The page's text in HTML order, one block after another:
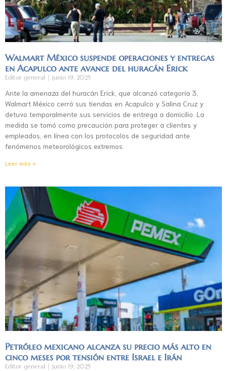
Walmart México suspende operaciones y entregas
en Acapulco ante avance del huracán Erick
Editor general junio 19, 2025
Ante la amenaza del huracán Erick, que alcanzó categoría 3,
Walmart México cerró sus tiendas en Acapulco y Salina Cruz y
detuvo temporalmente sus servicios de entrega a domicilio. La
medida se tomó como precaución para proteger a clientes y
empleados, en línea con los protocolos de seguridad ante
fenómenos meteorológicos extremos.
Leer más »
Petróleo mexicano alcanza su precio más alto en
cinco meses por tensión entre Israel e Irán
Editor general junio 19, 2025